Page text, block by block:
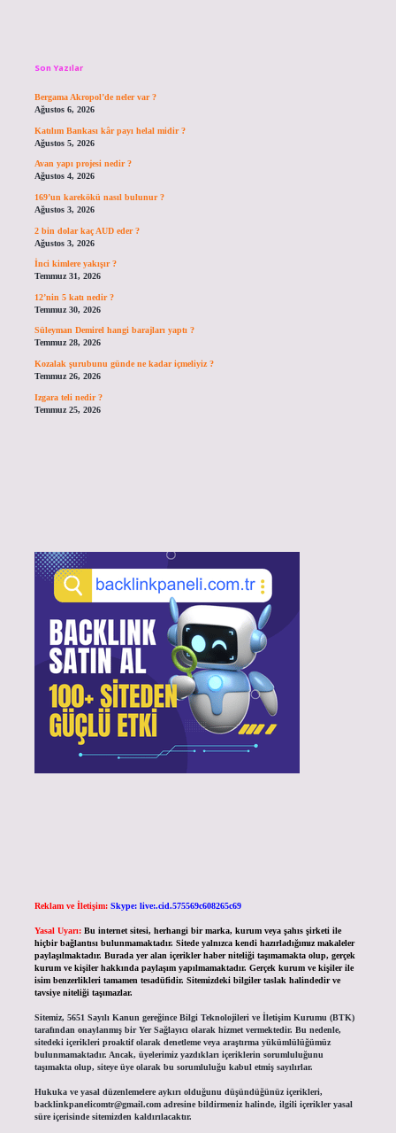
Son Yazılar
Bergama Akropol’de neler var ?
Ağustos 6, 2026
Katılım Bankası kâr payı helal midir ?
Ağustos 5, 2026
Avan yapı projesi nedir ?
Ağustos 4, 2026
169’un karekökü nasıl bulunur ?
Ağustos 3, 2026
2 bin dolar kaç AUD eder ?
Ağustos 3, 2026
İnci kimlere yakışır ?
Temmuz 31, 2026
12’nin 5 katı nedir ?
Temmuz 30, 2026
Süleyman Demirel hangi barajları yaptı ?
Temmuz 28, 2026
Kozalak şurubunu günde ne kadar içmeliyiz ?
Temmuz 26, 2026
Izgara teli nedir ?
Temmuz 25, 2026
Reklam ve İletişim: Skype: live:.cid.575569c608265c69
Yasal Uyarı: Bu internet sitesi, herhangi bir marka, kurum veya şahıs şirketi ile
hiçbir bağlantısı bulunmamaktadır. Sitede yalnızca kendi hazırladığımız makaleler
paylaşılmaktadır. Burada yer alan içerikler haber niteliği taşımamakta olup, gerçek
kurum ve kişiler hakkında paylaşım yapılmamaktadır. Gerçek kurum ve kişiler ile
isim benzerlikleri tamamen tesadüfidir. Sitemizdeki bilgiler taslak halindedir ve
tavsiye niteliği taşımazlar.
Sitemiz, 5651 Sayılı Kanun gereğince Bilgi Teknolojileri ve İletişim Kurumu (BTK)
tarafından onaylanmış bir Yer Sağlayıcı olarak hizmet vermektedir. Bu nedenle,
sitedeki içerikleri proaktif olarak denetleme veya araştırma yükümlülüğümüz
bulunmamaktadır. Ancak, üyelerimiz yazdıkları içeriklerin sorumluluğunu
taşımakta olup, siteye üye olarak bu sorumluluğu kabul etmiş sayılırlar.
Hukuka ve yasal düzenlemelere aykırı olduğunu düşündüğünüz içerikleri,
backlinkpanelicomtr@gmail.comadresine bildirmeniz halinde, ilgili içerikler yasal
süre içerisinde sitemizden kaldırılacaktır.